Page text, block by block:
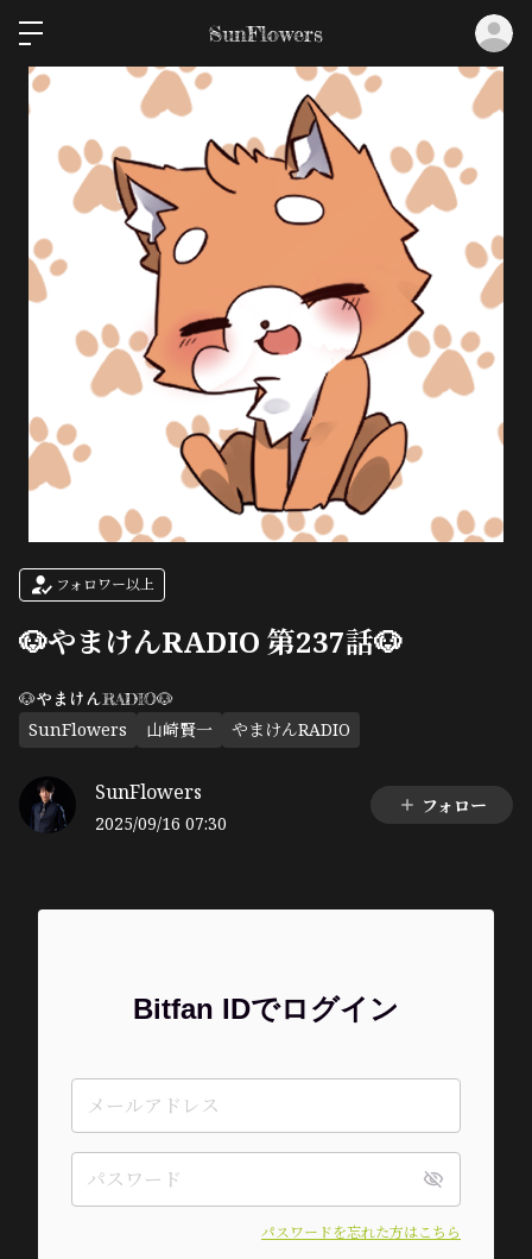
SunFlowers
フォロワー以上
🐶やまけんRADIO 第237話🐶
🐶やまけんRADIO🐶
SunFlowers 山崎賢一 やまけんRADIO
SunFlowers
2025/09/16 07:30
フォロー
Bitfan IDでログイン
パスワードを忘れた方はこちら